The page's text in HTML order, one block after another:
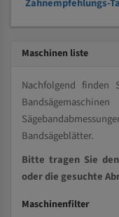
Zahnempfehlungs-
Maschinen liste
Nachfolgend finden
Bandsägeblätter.
Bitte tragen Sie
oder die gesuchte
Maschinenfilter